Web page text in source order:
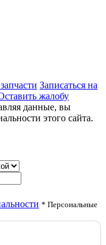
Записаться на
жалобу
данные, вы
этого сайта.
* Персональные